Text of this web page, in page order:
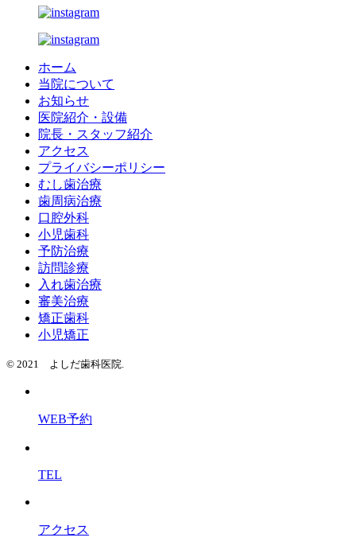
ホーム
当院について
お知らせ
医院紹介・設備
院長・スタッフ紹介
アクセス
プライバシーポリシー
むし歯治療
歯周病治療
口腔外科
小児歯科
予防治療
訪問診療
入れ歯治療
審美治療
矯正歯科
小児矯正
© 2021 よしだ歯科医院.
WEB予約
TEL
アクセス